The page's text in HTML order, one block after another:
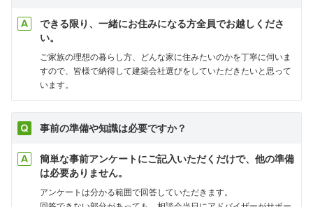
できる限り、一緒にお住みになる方全員でお越しくださ
い。
ご家族の理想の暮らし方、どんな家に住みたいのかを丁寧に伺いま
すので、皆様で納得して建築会社選びをしていただきたいと思って
います。
事前の準備や知識は必要ですか？
簡単な事前アンケートにご記入いただくだけで、他の準備
は必要ありません。
アンケートは分かる範囲で回答していただきます。